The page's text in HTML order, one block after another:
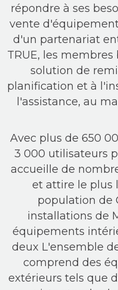
répondre à ses
vente
d'un partenariat
TRUE, les
solution de
planification et à
l'assistance, au
Avec plus de 650
3 000 utilisateurs
accueille de
et attire le plus
population de
installations de
équipements
deux L'ensemble
comprend des
extérieurs tels que